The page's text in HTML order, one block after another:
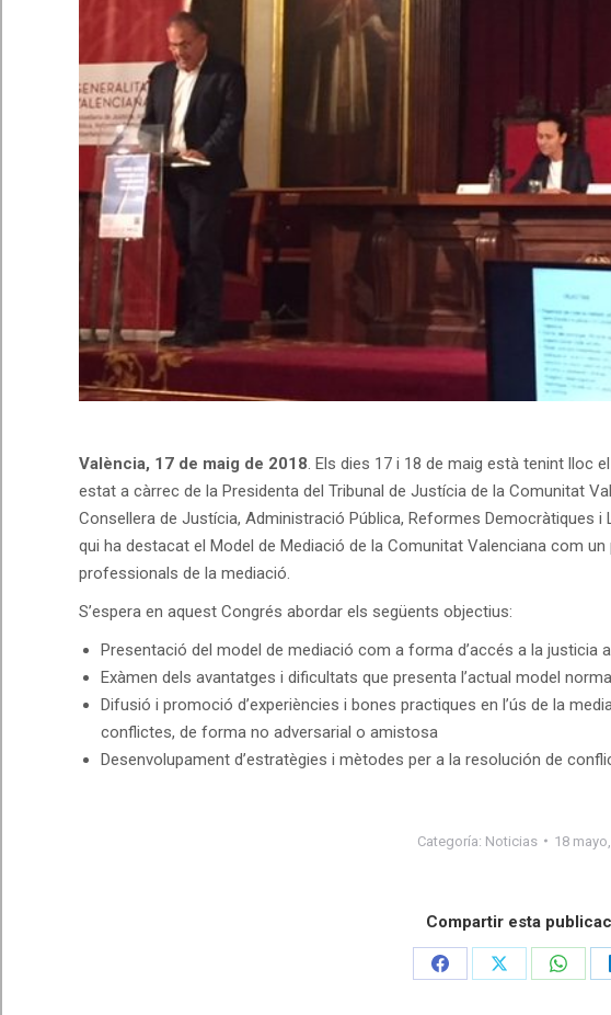
València, 17 de maig de 2018 . Els dies 17 i 18 de maig està tenint lloc
estat a càrrec de la Presidenta del Tribunal de Justícia de la Comunitat
Consellera de Justícia, Administració Pública, Reformes Democràtiques i
qui ha destacat el Model de Mediació de la Comunitat Valenciana com
professionals de la mediació.
S’espera en aquest Congrés abordar els següents objectius:
Presentació del model de mediació com a forma d’accés a la justicia
Exàmen dels avantatges i dificultats que presenta l’actual model
Difusió i promoció d’experiències i bones practiques en l’ús de la
conflictes, de forma no adversarial o amistosa
Desenvolupament d’estratègies i mètodes per a la resolución de
Categoría: Noticias 18
Compartir esta
Share
Share
Share